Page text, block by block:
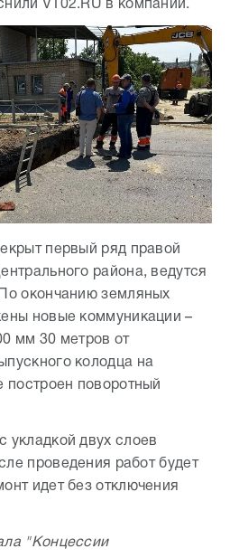
V102.RU в компании.
первый ряд правой
района, ведутся
окончанию земляных
новые коммуникации –
мм 30 метров от
колодца на
построен поворотный
укладкой двух слоев
проведения работ будет
идет без отключения
"Концессии